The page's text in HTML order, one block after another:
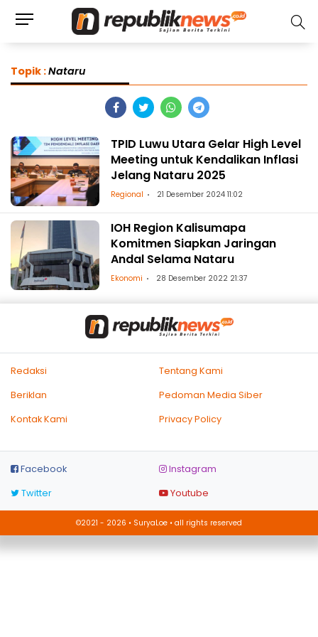
Topik :Nataru
TPID Luwu Utara Gelar High Level
Meeting untuk Kendalikan Inflasi
Jelang Nataru 2025
Regional 21 Desember 2024 11:02
IOH Region Kalisumapa
Komitmen Siapkan Jaringan
Andal Selama Nataru
Ekonomi 28 Desember 2022 21:37
Redaksi
Tentang Kami
Beriklan
Pedoman Media Siber
Kontak Kami
Privacy Policy
Facebook
Instagram
Twitter
Youtube
©2021 - 2026 • SuryaLoe • all rights reserved